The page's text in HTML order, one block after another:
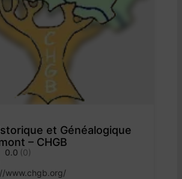
et Généalogique
– CHGB
0.0 (0)
www.chgb.org/